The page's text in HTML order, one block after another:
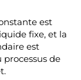
est
fixe, et la
est
de